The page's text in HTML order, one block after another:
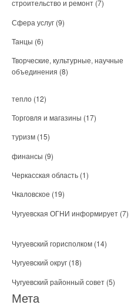
строительство и ремонт (7)
Сфера услуг (9)
Танцы (6)
Творческие, культурные, научные
объединения (8)
тепло (12)
Торговля и магазины (17)
туризм (15)
финансы (9)
Черкасская область (1)
Чкаловское (19)
Чугуевская ОГНИ информирует (7)
Чугуевский горисполком (14)
Чугуевский округ (18)
Чугуевский районный совет (5)
Мета